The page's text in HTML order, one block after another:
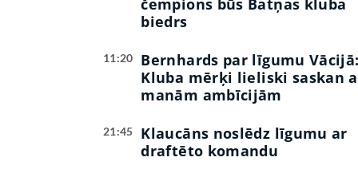
čempions būs Batņas kluba
biedrs
11:20
Bernhards par līgumu
Kluba mērķi lieliski saskan
manām ambīcijām
21:45
Klaucāns noslēdz līgumu ar
draftēto komandu